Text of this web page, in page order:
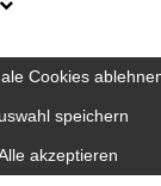
Cookies
speichern
akzeptieren